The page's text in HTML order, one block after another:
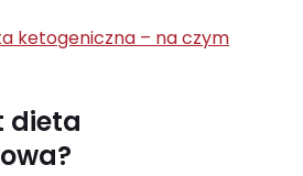
ketogeniczna – na czym
dieta